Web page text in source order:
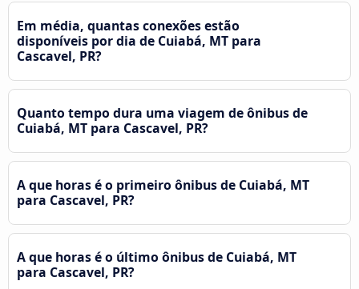
Em média, quantas conexões estão
disponíveis por dia de Cuiabá, MT para
Cascavel, PR?
Quanto tempo dura uma viagem de ônibus de
Cuiabá, MT para Cascavel, PR?
A que horas é o primeiro ônibus de Cuiabá, MT
para Cascavel, PR?
A que horas é o último ônibus de Cuiabá, MT
para Cascavel, PR?